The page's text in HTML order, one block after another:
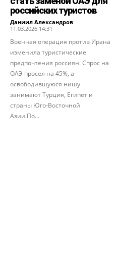
российских туристов
Даниил Александров -
11.03.2026 14:31
Военная операция против Ирана
изменила туристические
предпочтения россиян. Спрос на
ОАЭ просел на 45%, а
освободившуюся нишу
занимают Турция, Египет и
страны Юго-Восточной
Азии.По...